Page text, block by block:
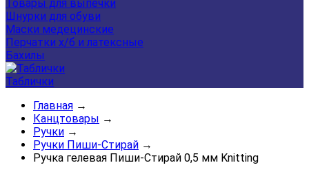
Товары для выпечки
Шнурки для обуви
Маски медецинские
Перчатки х/б и латексные
Бахилы
Таблички
Главная →
Канцтовары →
Ручки →
Ручки Пиши-Стирай →
Ручка гелевая Пиши-Стирай 0,5 мм Knitting